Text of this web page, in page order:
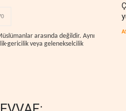
arasında değildir. Aynı
gericilik veya gelenekselcilik